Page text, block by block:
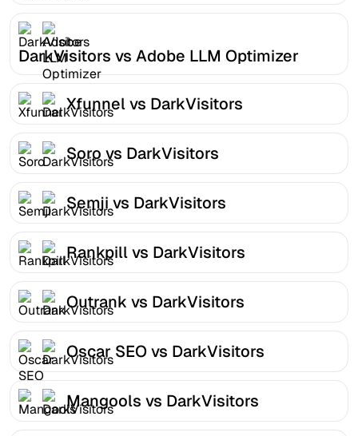
DarkVisitors vs Adobe LLM Optimizer
Xfunnel vs DarkVisitors
Soro vs DarkVisitors
Semji vs DarkVisitors
Rankpill vs DarkVisitors
Outrank vs DarkVisitors
Oscar SEO vs DarkVisitors
Mangools vs DarkVisitors